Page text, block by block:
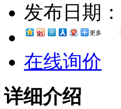
发布日期：
更多
在线询价
详细介绍